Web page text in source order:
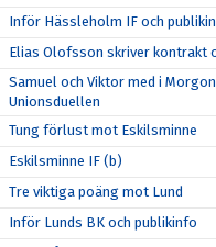
Inför Hässleholm IF och
Elias Olofsson skriver kontrakt
Samuel och Viktor med i
Unionsduellen
Tung förlust mot Eskilsminne
Eskilsminne IF (b)
Tre viktiga poäng mot Lund
Inför Lunds BK och publikinfo